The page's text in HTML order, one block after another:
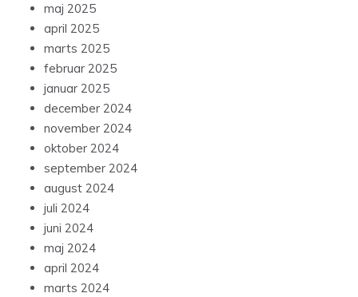
maj 2025
april 2025
marts 2025
februar 2025
januar 2025
december 2024
november 2024
oktober 2024
september 2024
august 2024
juli 2024
juni 2024
maj 2024
april 2024
marts 2024